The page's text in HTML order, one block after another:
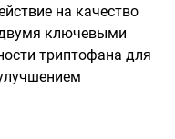
на качество
двумя ключевыми
триптофана для